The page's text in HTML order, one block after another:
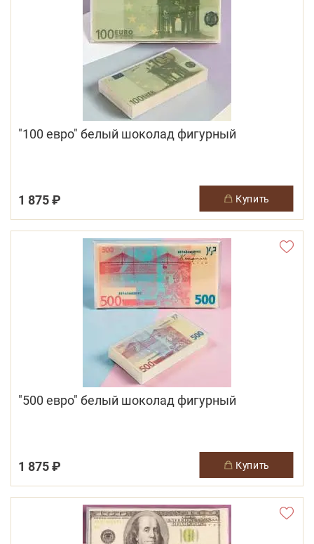
"100 евро" белый шоколад фигурный
1 875 ₽ купить
"500 евро" белый шоколад фигурный
1 875 ₽ купить